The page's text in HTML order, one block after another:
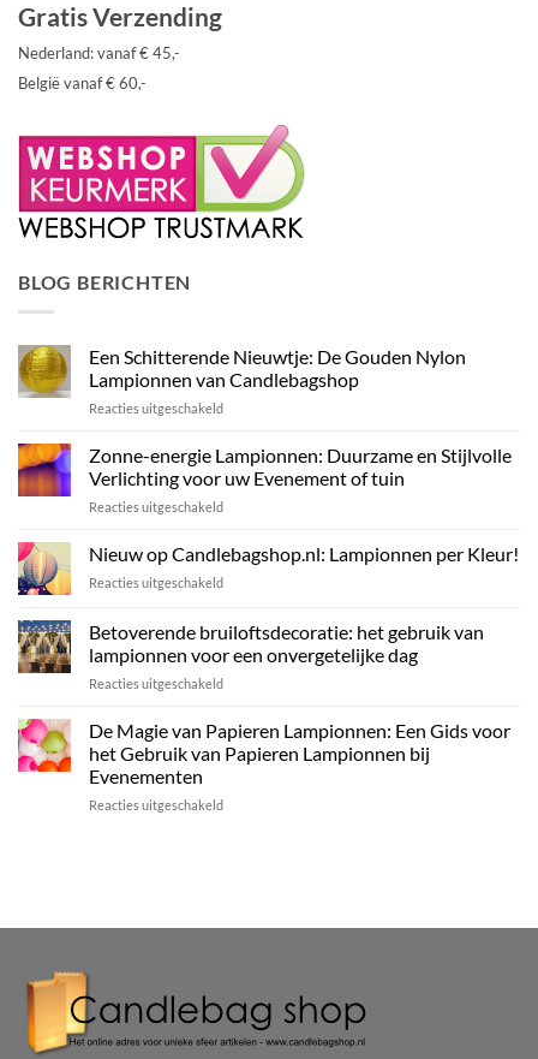
Gratis Verzending
Nederland: vanaf € 45,-
België vanaf € 60,-
BLOG BERICHTEN
Een Schitterende Nieuwtje: De Gouden Nylon
Lampionnen van Candlebagshop
Reacties uitgeschakeldvoor
Schitterende
Nieuwtje:
De
Gouden
Lampionnen
Candlebagshop
Zonne-energie Lampionnen: Duurzame en Stijlvolle
Verlichting voor uw Evenement of tuin
Reacties uitgeschakeldvoor
energie
Lampionnen:
Duurzame
Stijlvolle
uw
of
tuin
Nieuw op Candlebagshop.nl: Lampionnen per Kleur!
Reacties uitgeschakeldvoor
Candlebagshop.nl:
Lampionnen
per
Betoverende bruiloftsdecoratie: het gebruik van
lampionnen voor een onvergetelijke dag
Reacties uitgeschakeldvoor
bruiloftsdecoratie:
het
gebruik
lampionnen
De Magie van Papieren Lampionnen: Een Gids voor
het Gebruik van Papieren Lampionnen bij
Evenementen
Reacties uitgeschakeldvoor
Een
Gebruik
van
Papieren